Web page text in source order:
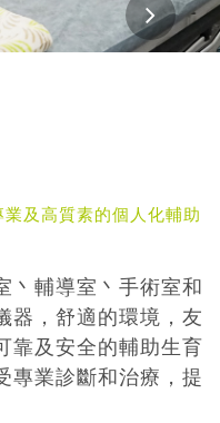
及高質素的個人化輔助
丶輔導室丶手術室和
器，舒適的環境，友
靠及安全的輔助生育
專業診斷和治療，提